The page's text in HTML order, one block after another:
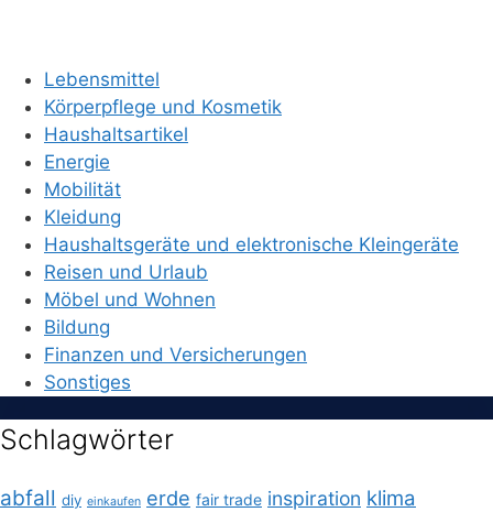
Lebensmittel
Körperpflege und Kosmetik
Haushaltsartikel
Energie
Mobilität
Kleidung
Haushaltsgeräte und elektronische Kleingeräte
Reisen und Urlaub
Möbel und Wohnen
Bildung
Finanzen und Versicherungen
Sonstiges
Schlagwörter
abfall diy einkaufen erde fair trade inspiration klima